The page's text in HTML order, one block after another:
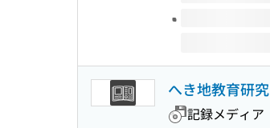
へき地教育研究
記録メディア